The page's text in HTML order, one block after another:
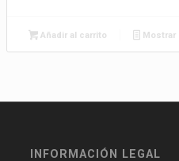
Añadir al carrito
INFORMACIÓN LEGAL